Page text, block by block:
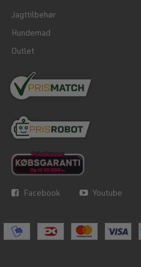
Jagttilbehør
Hundemad
Outlet
Facebook Youtube